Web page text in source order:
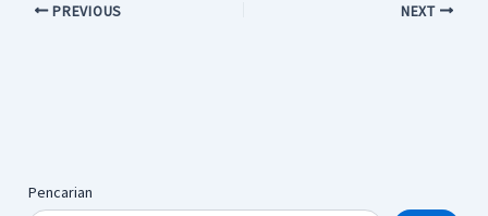
PREVIOUS NEXT
Pencarian